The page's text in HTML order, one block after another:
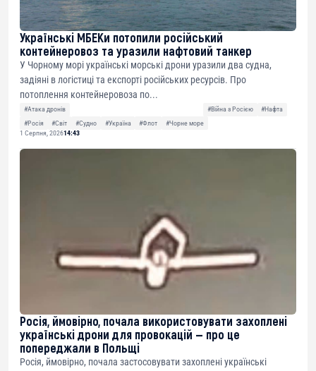
Українські МБЕКи потопили російський
контейнеровоз та уразили нафтовий танкер
У Чорному морі українські морські дрони уразили два судна,
задіяні в логістиці та експорті російських ресурсів. Про
потоплення контейнеровоза по...
#Атака дронів #Війна з Росією
#Нафта
#Росія
#Світ #Судно #Україна #Флот
#Чорне море
1 Серпня, 202614:43
Росія, ймовірно, почала використовувати захоплені
українські дрони для провокацій — про це
попереджали в Польщі
Росія, ймовірно, почала застосовувати захоплені українські